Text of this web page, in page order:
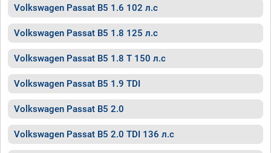
Volkswagen Passat B5 1.6 102 л.с
Volkswagen Passat B5 1.8 125 л.с
Volkswagen Passat B5 1.8 T 150 л.с
Volkswagen Passat B5 1.9 TDI
Volkswagen Passat B5 2.0
Volkswagen Passat B5 2.0 TDI 136 л.с